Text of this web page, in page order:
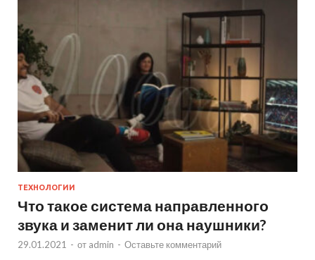
ТЕХНОЛОГИИ
Что такое система направленного
звука и заменит ли она наушники?
29.01.2021 - от admin - Оставьте комментарий